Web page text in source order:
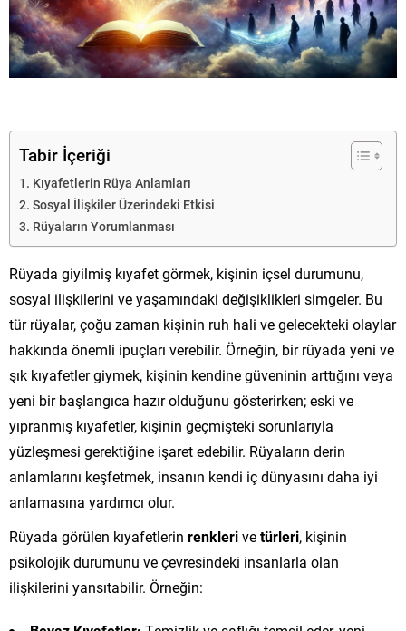
Tabir İçeriği
Kıyafetlerin Rüya Anlamları
Sosyal İlişkiler Üzerindeki Etkisi
Rüyaların Yorumlanması
Rüyada giyilmiş kıyafet görmek, kişinin içsel durumunu,
sosyal ilişkilerini ve yaşamındaki değişiklikleri simgeler. Bu
tür rüyalar, çoğu zaman kişinin ruh hali ve gelecekteki olaylar
hakkında önemli ipuçları verebilir. Örneğin, bir rüyada yeni ve
şık kıyafetler giymek, kişinin kendine güveninin arttığını veya
yeni bir başlangıca hazır olduğunu gösterirken; eski ve
yıpranmış kıyafetler, kişinin geçmişteki sorunlarıyla
yüzleşmesi gerektiğine işaret edebilir. Rüyaların derin
anlamlarını keşfetmek, insanın kendi iç dünyasını daha iyi
anlamasına yardımcı olur.
Rüyada görülen kıyafetlerin renklerivetürleri, kişinin
psikolojik durumunu ve çevresindeki insanlarla olan
ilişkilerini yansıtabilir. Örneğin: